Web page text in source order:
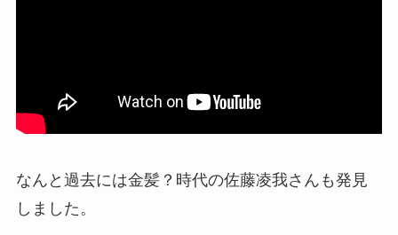
なんと過去には金髪？時代の佐藤凌我さんも発見
しました。